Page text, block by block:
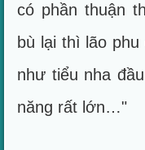
có phần thuận
bù lại thì lão
như tiểu nha
năng rất lớn…"